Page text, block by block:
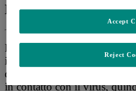
HPV in adolescenza
Risulta particolarmente
i ragazzi in adolescenza per
della vaccinazione e della
in contatto con il virus,
Reject
Accept